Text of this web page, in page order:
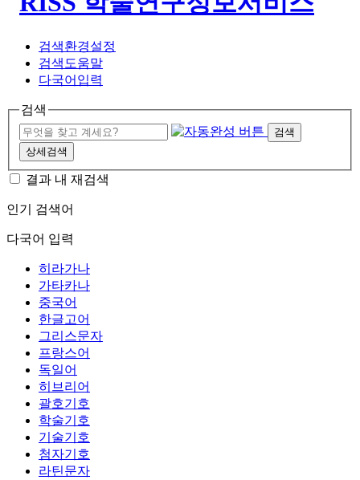
검색환경설정
검색도움말
다국어입력
검색
검색
상세검색
결과 내 재검색
인기 검색어
다국어 입력
히라가나
가타카나
중국어
한글고어
그리스문자
프랑스어
독일어
히브리어
괄호기호
학술기호
기술기호
첨자기호
라틴문자